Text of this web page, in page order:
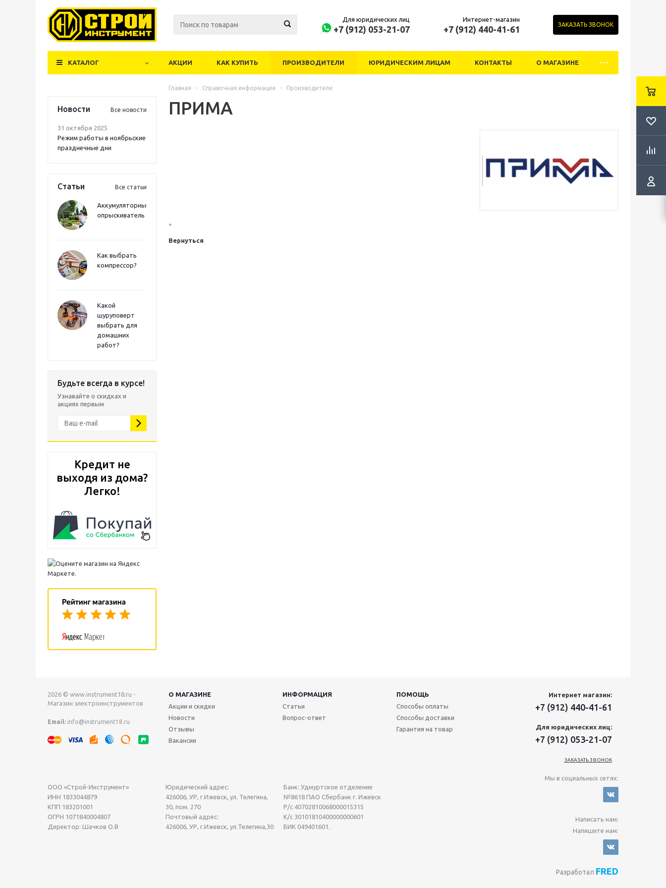
Для юридических лиц
+7 (912) 053-21-07
Интернет-магазин
+7 (912) 440-41-61 ЗАКАЗАТЬ ЗВОНОК
КАТАЛОГ АКЦИИ КАК КУПИТЬ ПРОИЗВОДИТЕЛИ ЮРИДИЧЕСКИМ ЛИЦАМ КОНТАКТЫ О МАГАЗИНЕ
Новости Все новости
31 октября 2025
Режим работы в ноябрьские
празднечные дни
Статьи Все статьи
Аккумуляторный
опрыскиватель
Как выбрать
компрессор?
Какой
шуруповерт
выбрать для
домашних
работ?
Будьте всегда в курсе!
Узнавайте о скидках и
акциях первым
Кредит не
выходя из дома?
Легко!
Главная - Справочная информация - Производители
ПРИМА
*
Вернуться
2026 © www.instrument18.ru -
Магазин электроинструментов
Email: info@instrument18.ru
ООО «Строй-Инструмент»
ИНН 1833044879
КПП 183201001
ОГРН 1071840004807
Директор: Шачков О.В
Юридический адрес:
426006, УР, г.Ижевск, ул. Телегина,
30, пом. 270
Почтовый адрес:
426006, УР, г.Ижевск, ул.Телегина,30
Банк: Удмуртское отделение
№8618 ПАО Сбербанк г. Ижевск
Р/с 40702810068000015315
К/с 30101810400000000601
БИК 049401601.
О МАГАЗИНЕ ИНФОРМАЦИЯ
ПОМОЩЬ
Акции и скидки
Новости
Отзывы
Вакансии
Статьи
Вопрос-ответ
Способы оплаты
Способы доставки
Гарантия на товар
Интернет магазин:
+7 (912) 440-41-61
Для юридических лиц:
+7 (912) 053-21-07
ЗАКАЗАТЬ ЗВОНОК
Мы в социальных сетях:
Написать нам:
Напишите нам:
Разработал FRED